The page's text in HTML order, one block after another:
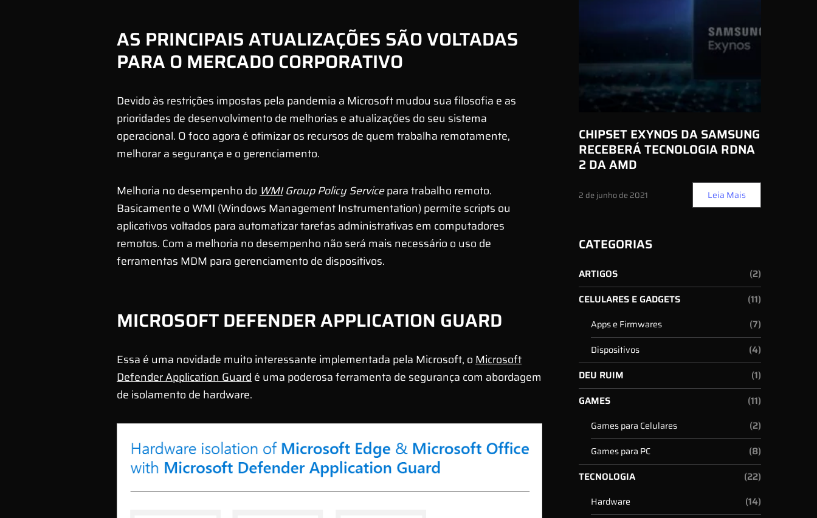
AS PRINCIPAIS ATUALIZAÇÕES SÃO VOLTADAS
PARA O MERCADO CORPORATIVO
Devido às restrições impostas pela pandemia a Microsoft mudou sua filosofia e as
prioridades de desenvolvimento de melhorias e atualizações do seu sistema
operacional. O foco agora é otimizar os recursos de quem trabalha remotamente,
melhorar a segurança e o gerenciamento.
Melhoria no desempenho doWMIGroup Policy Servicepara trabalho remoto.
Basicamente o WMI (Windows Management Instrumentation) permite scripts ou
aplicativos voltados para automatizar tarefas administrativas em computadores
remotos. Com a melhoria no desempenho não será mais necessário o uso de
ferramentas MDM para gerenciamento de dispositivos.
MICROSOFT DEFENDER APPLICATION GUARD
Essa é uma novidade muito interessante implementada pela Microsoft, oMicrosoft
Defender Application Guardé uma poderosa ferramenta de segurança com abordagem
de isolamento de hardware.
CHIPSET EXYNOS DA SAMSUNG
RECEBERÁ TECNOLOGIA RDNA
2 DA AMD
2 de junho de 2021 Leia Mais
CATEGORIAS
ARTIGOS
(2)
CELULARES E GADGETS
(11)
Apps e Firmwares (7)
Dispositivos
(4)
DEU RUIM
(1)
GAMES
(11)
Games para Celulares (2)
Games para PC
(8)
TECNOLOGIA
(22)
Hardware (14)